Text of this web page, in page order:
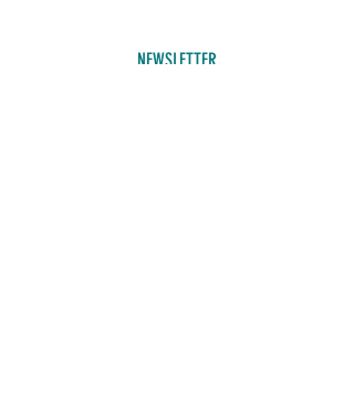
NEWSLETTER